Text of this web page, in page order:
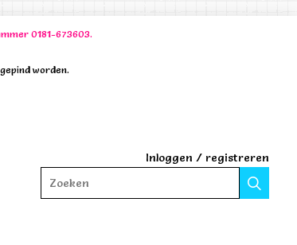
0181-673603.
worden.
Inloggen / registreren
Zoeken